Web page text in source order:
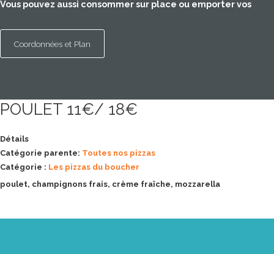
Boissons
services
Vous pouvez aussi consommer sur place ou emporter vos
Coordonnées et Plan
POULET 11€/ 18€
Détails
Catégorie parente: Toutes nos pizzas
Catégorie : Les pizzas du boucher
poulet, champignons frais, crème fraîche, mozzarella